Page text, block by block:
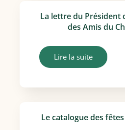
La lettre du Président
des Amis du
Lire la suite
Le catalogue des